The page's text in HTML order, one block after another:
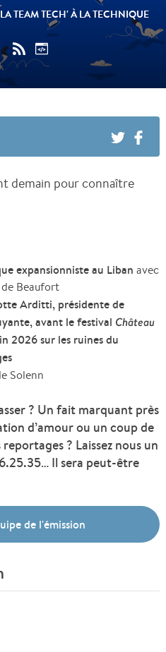
TEAM TECH' À LA TECHNIQUE
demain pour connaître
expansionniste au Liban avec
Beaufort
Arditti, présidente de
avant le festival Château
2026 sur les ruines du
Solenn
? Un fait marquant près
d’amour ou un coup de
? Laissez nous un
Il sera peut-être
de l'émission